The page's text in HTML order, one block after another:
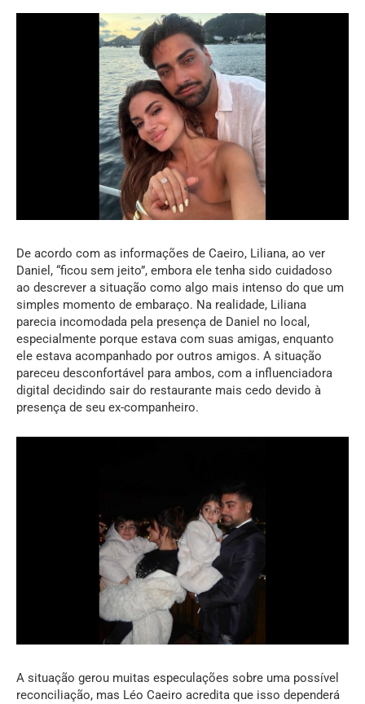
De acordo com as informações de Caeiro, Liliana, ao ver
Daniel, “ficou sem jeito”, embora ele tenha sido cuidadoso
ao descrever a situação como algo mais intenso do que um
simples momento de embaraço. Na realidade, Liliana
parecia incomodada pela presença de Daniel no local,
especialmente porque estava com suas amigas, enquanto
ele estava acompanhado por outros amigos. A situação
pareceu desconfortável para ambos, com a influenciadora
digital decidindo sair do restaurante mais cedo devido à
presença de seu ex-companheiro.
A situação gerou muitas especulações sobre uma possível
reconciliação, mas Léo Caeiro acredita que isso dependerá